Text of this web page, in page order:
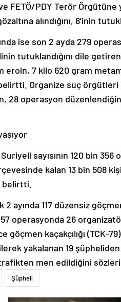
FETÖ/PDY Terör
alındığını, 8’inin
ise son 2 ayda 279
tutuklandığını dile
eroin, 7 kilo 620 gram
Organize suç örgütleri
28 operasyon
sayısının 120 bin
kalan 13 bin 508
belirtti.
2 ayında 117 düzensiz
operasyonda 26
göçmen kaçakçılığı (TCK-
yakalanan 19 şüpheliden
men edildiğini
Şüpheli